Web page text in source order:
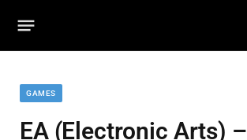
GAMES
EA (Electronic Arts) –